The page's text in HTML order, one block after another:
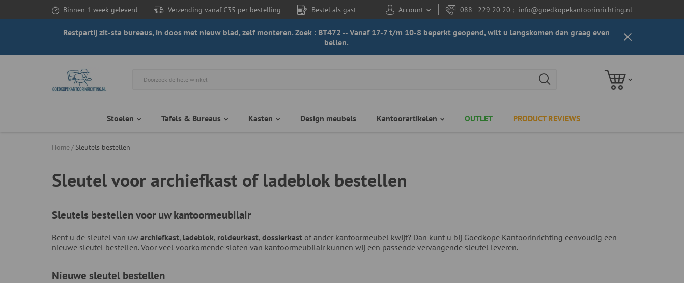
Binnen 1 week geleverd Verzending vanaf €35 per bestelling Bestel als gast Account 088 - 229 20 20 ; info@goedkopekantoorinrichting.nl
Restpartij zit-sta bureaus, in doos met nieuw blad, zelf monteren. Zoek : BT472 -- Vanaf 17-7 t/m 10-8 beperkt geopend, wilt u langskomen dan graag even
bellen.
Stoelen Tafels & Bureaus Kasten Design meubels Kantoorartikelen OUTLET PRODUCT REVIEWS
Home Sleutels bestellen
Sleutel voor archiefkast of ladeblok bestellen
Sleutels bestellen voor uw kantoormeubilair
Bent u de sleutel van uw archiefkast, ladeblok, roldeurkast, dossierkast of ander kantoormeubel kwijt? Dan kunt u bij Goedkope Kantoorinrichting eenvoudig een
nieuwe sleutel bestellen. Voor veel voorkomende sloten van kantoormeubilair kunnen wij een passende vervangende sleutel leveren.
Nieuwe sleutel bestellen